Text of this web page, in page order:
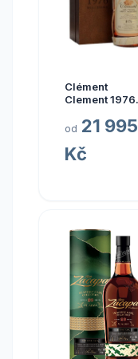
Clément
Clement 1976
od 21 995
Kč